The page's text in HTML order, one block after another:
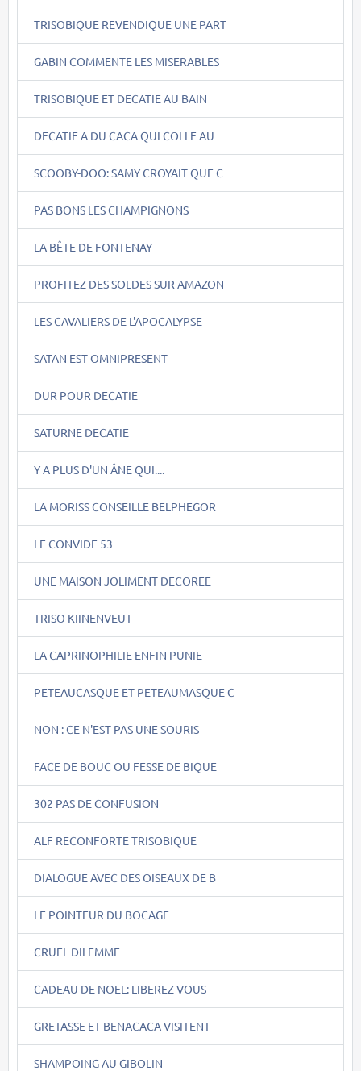
TRISOBIQUE REVENDIQUE UNE PART
GABIN COMMENTE LES MISERABLES
TRISOBIQUE ET DECATIE AU BAIN
DECATIE A DU CACA QUI COLLE AU
SCOOBY-DOO: SAMY CROYAIT QUE C
PAS BONS LES CHAMPIGNONS
LA BÊTE DE FONTENAY
PROFITEZ DES SOLDES SUR AMAZON
LES CAVALIERS DE L'APOCALYPSE
SATAN EST OMNIPRESENT
DUR POUR DECATIE
SATURNE DECATIE
Y A PLUS D'UN ÂNE QUI....
LA MORISS CONSEILLE BELPHEGOR
LE CONVIDE 53
UNE MAISON JOLIMENT DECOREE
TRISO KIINENVEUT
LA CAPRINOPHILIE ENFIN PUNIE
PETEAUCASQUE ET PETEAUMASQUE C
NON : CE N'EST PAS UNE SOURIS
FACE DE BOUC OU FESSE DE BIQUE
302 PAS DE CONFUSION
ALF RECONFORTE TRISOBIQUE
DIALOGUE AVEC DES OISEAUX DE B
LE POINTEUR DU BOCAGE
CRUEL DILEMME
CADEAU DE NOEL: LIBEREZ VOUS
GRETASSE ET BENACACA VISITENT
SHAMPOING AU GIBOLIN